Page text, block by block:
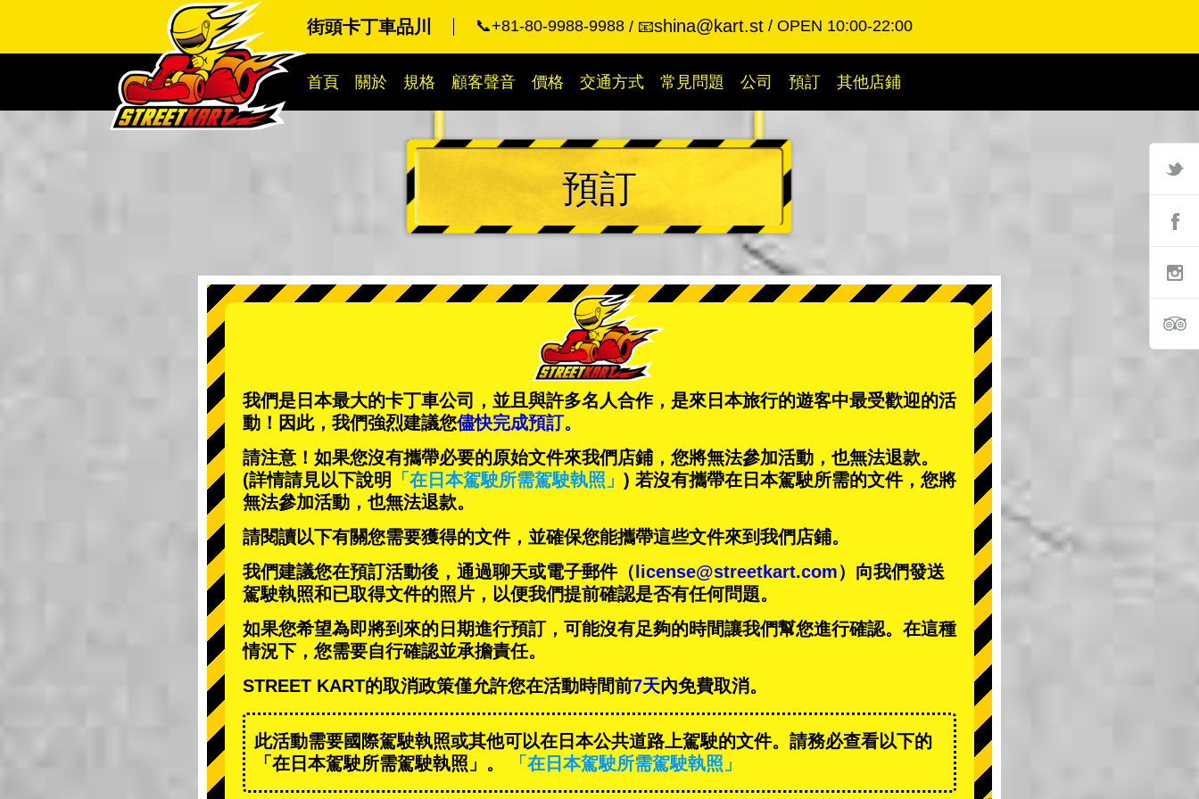
街頭卡丁車品川 📞+81-80-9988-9988 📧shina@kart.st OPEN 10:00-22:00
首頁 關於 規格 顧客聲音 價格 交通方式 常見問題 公司 預訂 其他店鋪
預訂
我們是日本最大的卡丁車公司，並且與許多名人合作，是來日本旅行的遊客中最受歡迎的活
動 ！因此，我們強烈建議您儘快完成預訂。
請注意！如果您沒有攜帶必要的原始文件來我們店鋪，您將無法參加活動，也無法退款。
(詳情請見以下說明
「在日本駕駛所需駕駛執照」 ) 若沒有攜帶在日本駕駛所需的文件，您將
無法參加活動，也無法退款。
請閱讀以下有關您需要獲得的文件，並確保您能攜帶這些文件來到我們店鋪。
我們建議您在預訂活動後，通過聊天或電子郵件（ license@streetkart.com）向我們發送
駕駛執照和已取得文件的照片，以便我們提前確認是否有任何問題。
如果您希望為即將到來的日期進行預訂，可能沒有足夠的時間讓我們幫您進行確認。在這種
情況下，您需要自行確認並承擔責任。
STREET KART的取消政策僅允許您在活動時間前7天內免費取消。
此活動需要國際駕駛執照或其他可以在日本公共道路上駕駛的文件。請務必查看以下的
「在日本駕駛所需駕駛執照」。
「在日本駕駛所需駕駛執照」